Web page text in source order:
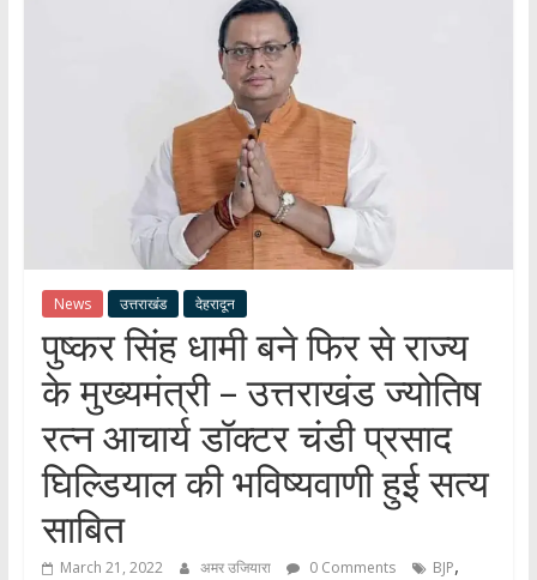
News उत्तराखंड देहरादून
पुष्कर सिंह धामी बने फिर से राज्य
के मुख्यमंत्री – उत्तराखंड ज्योतिष
रत्न आचार्य डॉक्टर चंडी प्रसाद
घिल्डियाल की भविष्यवाणी हुई सत्य
साबित
March 21, 2022 अमर उजियारा 0 Comments BJP,